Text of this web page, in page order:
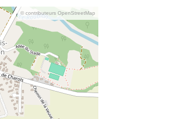
© contributeurs OpenStreetMap